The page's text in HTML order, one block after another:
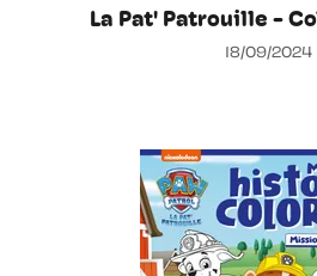
La Pat' Patrouille -
18/09/2024